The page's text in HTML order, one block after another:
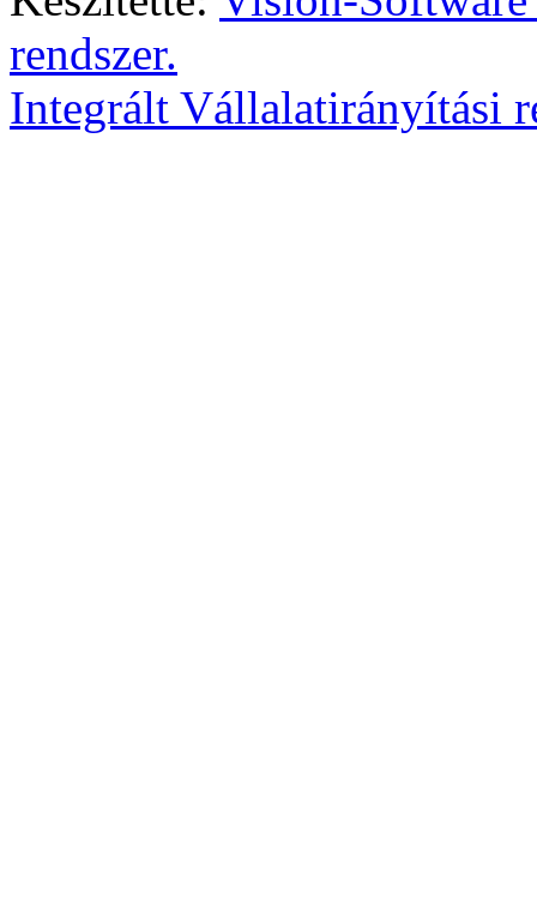
rendszer.
Integrált Vállalatirányítási